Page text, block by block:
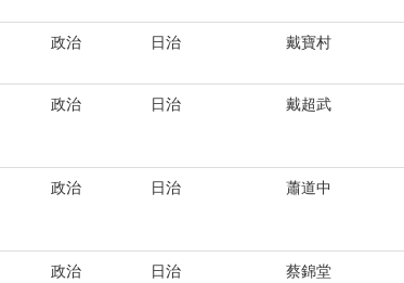
政治 日治 戴寶村
政治 日治 戴超武
政治 日治 蕭道中
政治 日治 蔡錦堂